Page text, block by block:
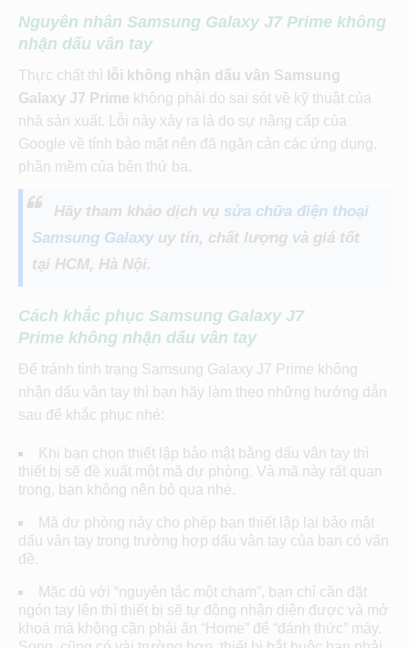
Nguyên nhân Samsung Galaxy J7 Prime không
nhận dấu vân tay
Thực chất thì lỗi không nhận dấu vân Samsung
Galaxy J7 Prime không phải do sai sót về kỹ thuật của
nhà sản xuất. Lỗi này xảy ra là do sự nâng cấp cùa
Google về tính bảo mật nên đã ngăn cản các ứng dụng,
phần mềm của bên thứ ba.
Hãy tham khảo dịch vụ sửa chữa điện thoại
Samsung Galaxyuy tín, chất lượng và giá tốt
tại HCM, Hà Nội.
Cách khắc phục Samsung Galaxy J7
Prime không nhận dấu vân tay
Để tránh tình trạng Samsung Galaxy J7 Prime không
nhận dấu vân tay thì bạn hãy làm theo những hướng dẫn
sau để khắc phục nhé:
Khi bạn chọn thiết lập bảo mật bằng dấu vân tay thì
thiết bị sẽ đề xuất một mã dự phòng. Và mã này rất quan
trọng, bạn không nên bỏ qua nhé.
Mã dự phòng này cho phép bạn thiết lập lại bảo mật
dấu vân tay trong trường hợp dấu vân tay của bạn có vấn
đề.
Mặc dù với “nguyên tắc một chạm”, bạn chỉ cần đặt
ngón tay lên thì thiết bị sẽ tự động nhận diện được và mở
khoá mà không cần phải ấn “Home” để “đánh thức” máy.